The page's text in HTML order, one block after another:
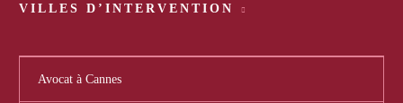
VILLES D’INTERVENTION
Avocat à Cannes